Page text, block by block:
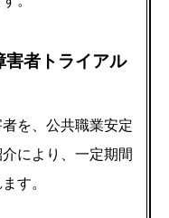
害者トライアル
を、公共職業安定
により、一定期間
す。